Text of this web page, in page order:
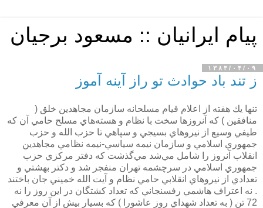
پیام ایرانیان :: مسعود برجیان
۱۳۸۳/۰۴/۰۹
ز تند باد حوادث تو راز آينه آموز
تنها يك هفته از اعلام قيام مسلحانه سازمان مجاهدين خلق (
منافقين ) كه آنروزها سخت با نظام و هسته‌هاي مسلح حامي آن كه
طيفي وسيع از نيروهاي بسيجي و سپاهي تا حزب الله و حزب
جمهوري اسلامي و سازمان نيمه سياسي-نيمه نظامي مجاهدين
انقلاب آنروز را شامل مي‌شد مي‌گذشت كه دفتر مركزي حزب
جمهوري اسلامي در سرچشمه تهران منفجر شد و دكتر بهشتي و
تعدادي از نيروهاي انقلابي حامي نظام و آيت الله خميني جان باختند
. نه اعتراف هاشمي رفسنجاني كه تعداد كشتگان در اين روز را نه
72 تن ( به تعداد شهداي روز عاشورا ) كه بسيار بيش از آن معرفي